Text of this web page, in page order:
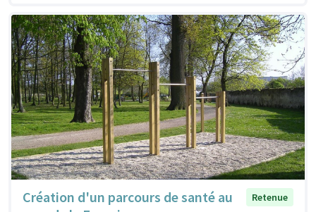
Création d'un parcours de santé au
Retenue